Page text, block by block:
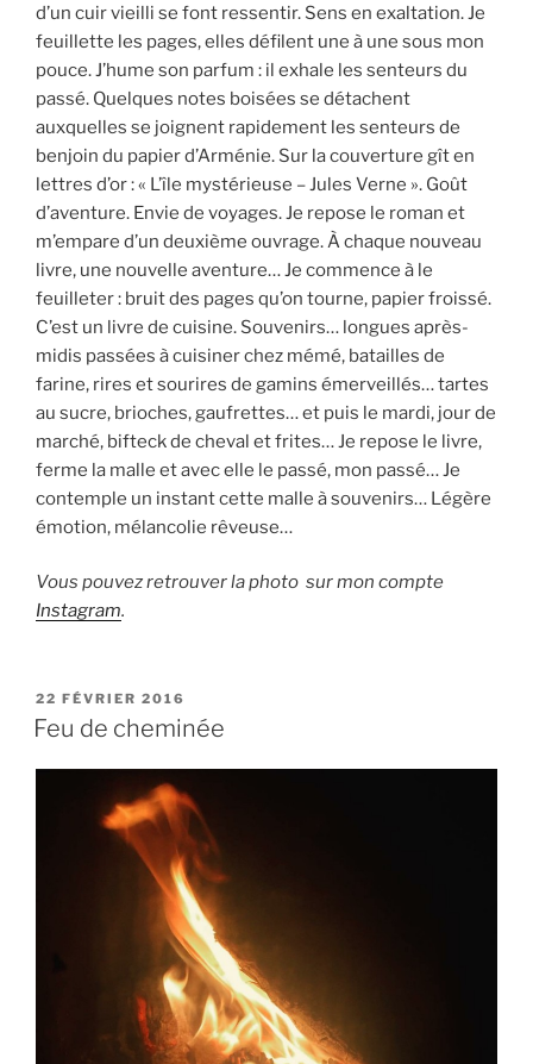
d’un cuir vieilli se font ressentir. Sens en exaltation. Je
feuillette les pages, elles défilent une à une sous mon
pouce. J’hume son parfum : il exhale les senteurs du
passé. Quelques notes boisées se détachent
auxquelles se joignent rapidement les senteurs de
benjoin du papier d’Arménie. Sur la couverture gît en
lettres d’or : « L’île mystérieuse – Jules Verne ». Goût
d’aventure. Envie de voyages. Je repose le roman et
m’empare d’un deuxième ouvrage. À chaque nouveau
livre, une nouvelle aventure… Je commence à le
feuilleter : bruit des pages qu’on tourne, papier froissé.
C’est un livre de cuisine. Souvenirs… longues après-
midis passées à cuisiner chez mémé, batailles de
farine, rires et sourires de gamins émerveillés… tartes
au sucre, brioches, gaufrettes… et puis le mardi, jour de
marché, bifteck de cheval et frites… Je repose le livre,
ferme la malle et avec elle le passé, mon passé… Je
contemple un instant cette malle à souvenirs… Légère
émotion, mélancolie rêveuse…
Vous pouvez retrouver la photo sur mon compte
Instagram.
P
U
B
22 FÉVRIER 2016
Feu de cheminée